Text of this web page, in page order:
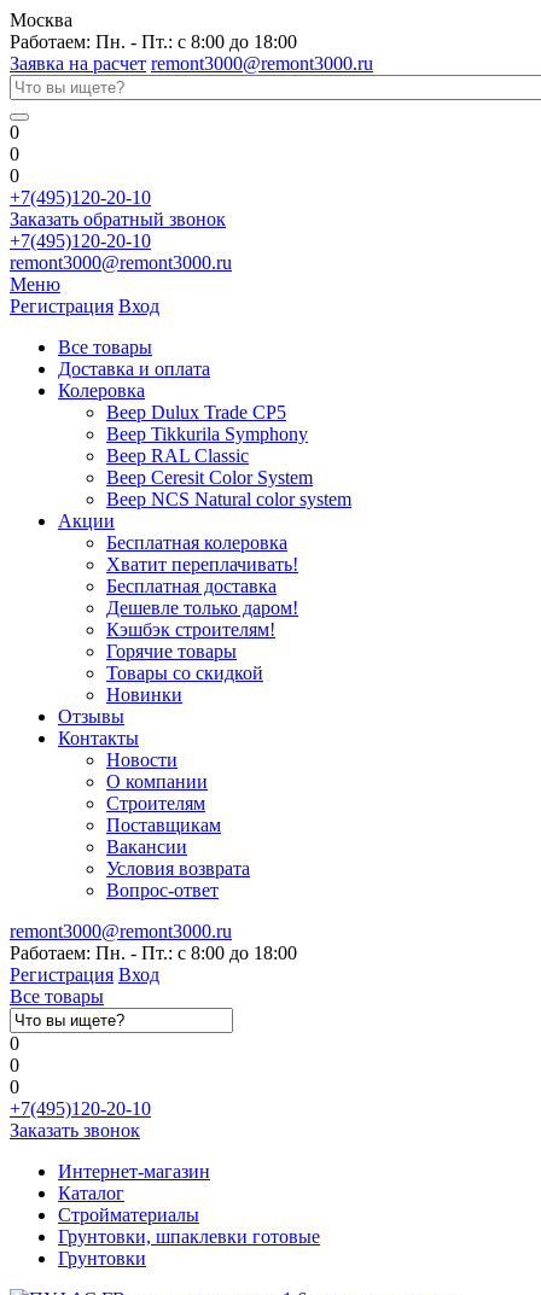
Москва
Работаем: Пн. - Пт.: с 8:00 до 18:00
Заявка на расчет remont3000@remont3000.ru
0
0
0
+7(495)120-20-10
Заказать обратный звонок
+7(495)120-20-10
remont3000@remont3000.ru
Меню
Регистрация Вход
Все товары
Доставка и оплата
Колеровка
Веер Dulux Trade CP5
Веер Tikkurila Symphony
Веер RAL Classic
Веер Ceresit Color System
Веер NCS Natural color system
Акции
Бесплатная колеровка
Хватит переплачивать!
Бесплатная доставка
Дешевле только даром!
Кэшбэк строителям!
Горячие товары
Товары со скидкой
Новинки
Отзывы
Контакты
Новости
О компании
Строителям
Поставщикам
Вакансии
Условия возврата
Вопрос-ответ
remont3000@remont3000.ru
Работаем: Пн. - Пт.: с 8:00 до 18:00
Регистрация Вход
Все товары
0
0
0
+7(495)120-20-10
Заказать звонок
Интернет-магазин
Каталог
Стройматериалы
Грунтовки, шпаклевки готовые
Грунтовки